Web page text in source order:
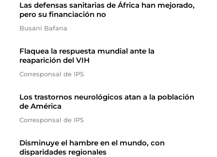
Las defensas sanitarias de África han mejorado,
pero su financiación no
Busani Bafana
Flaquea la respuesta mundial ante la
reaparición del VIH
Corresponsal de IPS
Los trastornos neurológicos atan a la población
de América
Corresponsal de IPS
Disminuye el hambre en el mundo, con
disparidades regionales